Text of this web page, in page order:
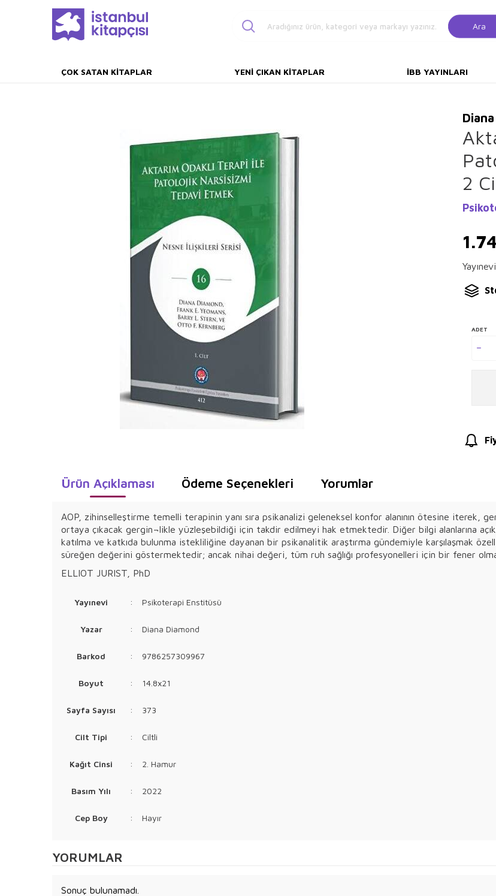
Ara
ÇOK SATAN KITAPLAR YENI ÇIKAN KITAPLAR İBB YAYINLARI
2
ADET
Ürün Açıklaması Ödeme Seçenekleri Yorumlar
AOP, zihinselleştirme temelli terapinin yanı sıra psikanalizi geleneksel konfor alanının ötesine iterek,
ortaya çıkacak gergin¬likle yüzleşebildiği için takdir edilmeyi hak etmektedir. Diğer bilgi alanlarına
katılma ve katkıda bulunma istekliliğine dayanan bir psikanalitik araştırma gündemiyle karşılaşmak
süreğen değerini göstermektedir; ancak nihai değeri, tüm ruh sağlığı profesyonelleri için bir fener
ELLIOT JURIST, PhD
Yayınevi : Psikoterapi Enstitüsü
Yazar : Diana Diamond
Barkod : 9786257309967
Boyut : 14.8x21
Sayfa Sayısı : 373
Cilt Tipi : Ciltli
Kağıt Cinsi : 2. Hamur
Basım Yılı : 2022
Cep Boy : Hayır
YORUMLAR
Sonuç bulunamadı.